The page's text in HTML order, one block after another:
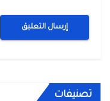
تصنيفات